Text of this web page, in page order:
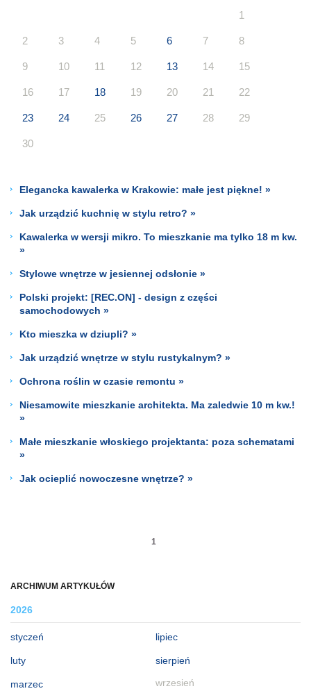
ARCHIWUM ARTYKUŁÓW
2026
styczeń
luty
marzec
lipiec
sierpień
wrzesień
1
2 3 4 5 6 7 8
9 10 11 12 13 14 15
16 17 18 19 20 21 22
23 24 25 26 27 28 29
30
Elegancka kawalerka w Krakowie: małe jest piękne! »
Jak urządzić kuchnię w stylu retro? »
Kawalerka w wersji mikro. To mieszkanie ma tylko 18 m kw.
»
Stylowe wnętrze w jesiennej odsłonie »
Polski projekt: [REC.ON] - design z części
samochodowych »
Kto mieszka w dziupli? »
Jak urządzić wnętrze w stylu rustykalnym? »
Ochrona roślin w czasie remontu »
Niesamowite mieszkanie architekta. Ma zaledwie 10 m kw.!
»
Małe mieszkanie włoskiego projektanta: poza schematami
»
Jak ocieplić nowoczesne wnętrze? »
1